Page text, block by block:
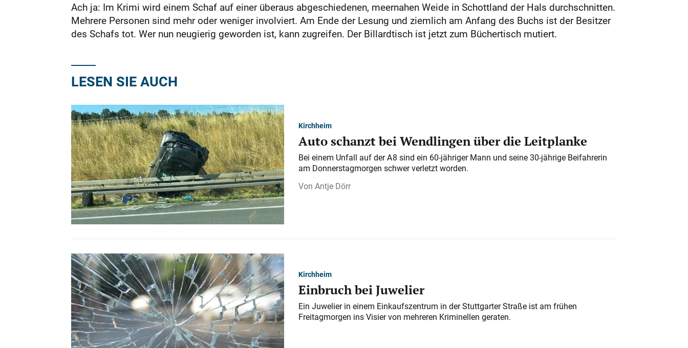
Ach ja: Im Krimi wird einem Schaf auf einer überaus abgeschiedenen, meernahen Weide in Schottland der Hals durchschnitten.
Mehrere Personen sind mehr oder weniger involviert. Am Ende der Lesung und ziemlich am Anfang des Buchs ist der Besitzer
des Schafs tot. Wer nun neugierig geworden ist, kann zugreifen. Der Billardtisch ist jetzt zum Büchertisch mutiert.
LESEN SIE AUCH
Kirchheim
Auto schanzt bei Wendlingen über die Leitplanke
Bei einem Unfall auf der A 8 sind ein 60-jähriger Mann und seine 30-jährige Beifahrerin
am Donnerstagmorgen schwer verletzt worden.
Antje Dörr
Kirchheim
Einbruch bei Juwelier
Ein Juwelier in einem Einkaufszentrum in der Stuttgarter Straße ist am frühen
Freitagmorgen ins Visier von mehreren Kriminellen geraten.